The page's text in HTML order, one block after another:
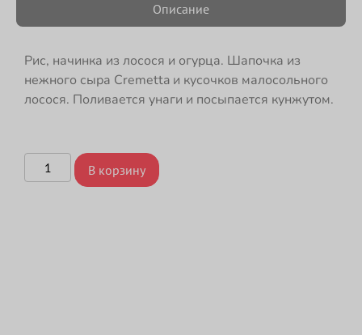
Описание
Рис, начинка из лосося и огурца. Шапочка из
нежного сыра Cremetta и кусочков малосольного
лосося. Поливается унаги и посыпается кунжутом.
В корзину